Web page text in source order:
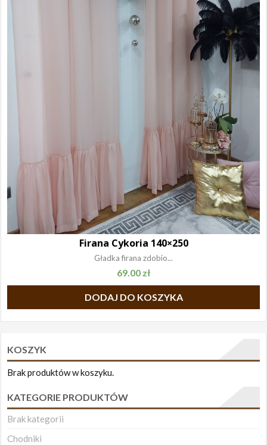
Firana Cykoria 140×250
Gładka firana zdobio...
69.00 zł
DODAJ DO KOSZYKA
KOSZYK
Brak produktów w koszyku.
KATEGORIE PRODUKTÓW
Brak kategorii
Chodniki